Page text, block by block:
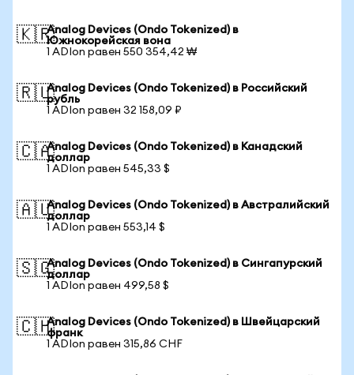
🇰🇷Analog Devices (Ondo Tokenized) в
Южнокорейская вона
1 ADIon равен 550 354,42 ₩
🇷🇺Analog Devices (Ondo Tokenized) в Российский
рубль
1 ADIon равен 32 158,09 ₽
🇨🇦Analog Devices (Ondo Tokenized) в Канадский
доллар
1 ADIon равен 545,33 $
🇦🇺Analog Devices (Ondo Tokenized) в Австралийский
доллар
1 ADIon равен 553,14 $
🇸🇬Analog Devices (Ondo Tokenized) в Сингапурский
доллар
1 ADIon равен 499,58 $
🇨🇭Analog Devices (Ondo Tokenized) в Швейцарский
франк
1 ADIon равен 315,86 CHF